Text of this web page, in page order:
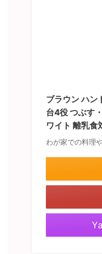
ブラウン ハン
台4役 つぶす
ワイト 離乳
わが家での料理